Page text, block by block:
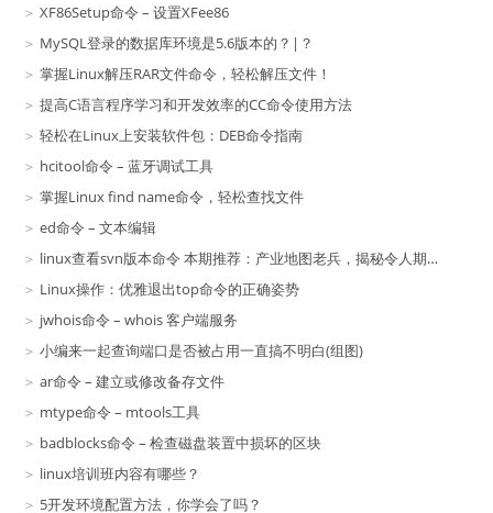
XF86Setup命令 – 设置XFee86
MySQL登录的数据库环境是5.6版本的？|？
掌握Linux解压RAR文件命令，轻松解压文件！
提高C语言程序学习和开发效率的CC命令使用方法
轻松在Linux上安装软件包：DEB命令指南
hcitool命令 – 蓝牙调试工具
掌握Linux find name命令，轻松查找文件
ed命令 – 文本编辑
linux查看svn版本命令 本期推荐：产业地图老兵，揭秘令人期待的项目！
Linux操作：优雅退出top命令的正确姿势
jwhois命令 – whois 客户端服务
小编来一起查询端口是否被占用一直搞不明白(组图)
ar命令 – 建立或修改备存文件
mtype命令 – mtools工具
badblocks命令 – 检查磁盘装置中损坏的区块
linux培训班内容有哪些？
5开发环境配置方法，你学会了吗？